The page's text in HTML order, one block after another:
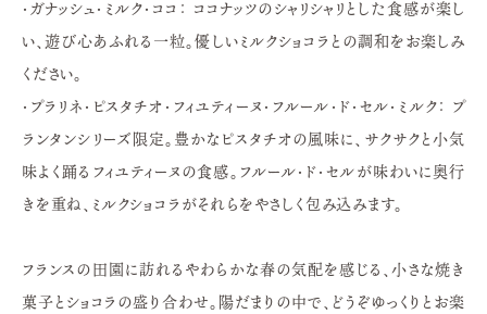
・ガナッシュ・ミルク・ココ： ココナッツのシャリシャリとした食感が楽し
い、遊び心あふれる一粒。優しいミルクショコラとの調和をお楽しみ
ください。
・プラリネ・ピスタチオ・フィユティーヌ・フルール・ド・セル・ミルク： プ
ランタンシリーズ限定。豊かなピスタチオの風味に、サクサクと小気
味よく踊るフィユティーヌの食感。フルール・ド・セルが味わいに奥行
きを重ね、ミルクショコラがそれらをやさしく包み込みます。
フランスの田園に訪れるやわらかな春の気配を感じる、小さな焼き
菓子とショコラの盛り合わせ。陽だまりの中で、どうぞゆっくりとお楽